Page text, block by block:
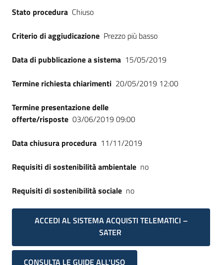
Stato procedura Chiuso
Criterio di aggiudicazione Prezzo più basso
Data di pubblicazione a sistema 15/05/2019
Termine richiesta chiarimenti 20/05/2019 12:00
Termine presentazione delle
offerte/risposte 03/06/2019 09:00
Data chiusura procedura 11/11/2019
Requisiti di sostenibilità ambientale no
Requisiti di sostenibilità sociale no
ACCEDI AL SISTEMA ACQUISTI TELEMATICI –
SATER
CONSULTA LE GUIDE ALL'USO